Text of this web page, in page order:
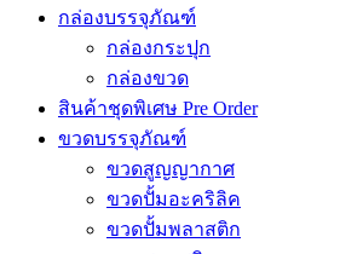
กล่องบรรจุภัณฑ์
กล่องกระปุก
กล่องขวด
สินค้าชุดพิเศษ Pre Order
ขวดบรรจุภัณฑ์
ขวดสูญญากาศ
ขวดปั้มอะคริลิค
ขวดปั้มพลาสติก